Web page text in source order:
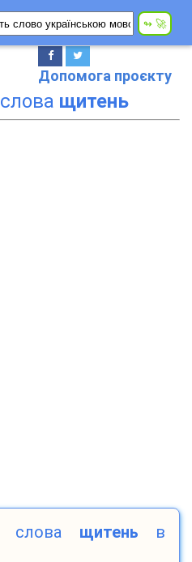
Допомога проєкту
слова щитень
слова щитень в